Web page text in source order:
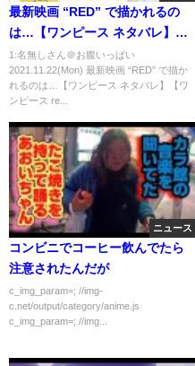
最新映画 “RED” で描かれるの
は…【ワンピース ネタバレ】
【ワンピース red】
1:名無しさん＠お腹いっぱい
2021.11.22(Mon) 最新映画 “RED” で描か
れるのは…【ワンピース ネタバレ】【ワ
ンピース re...
ニュース
コンビニでコーヒー飲んでたら
注意されたんだが
c_img_param=; //img-
c.net/output/category/anime.js
c_img_param=; //img...